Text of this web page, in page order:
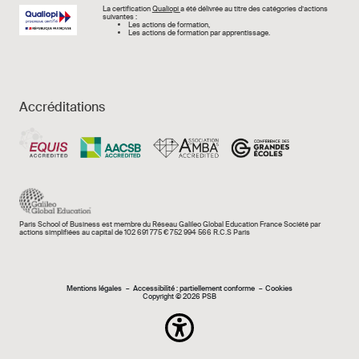
Image La certificationQualiopia été délivrée au titre des catégories d’actions
suivantes :
Les actions de formation,
Les actions de formation par apprentissage.
Accréditations
Paris School of Business est membre du Réseau Galileo Global Education France Société par
actions simplifiées au capital de 102 691 775 € 752 994 566 R.C.S Paris
Mentions légales
Mentions légales Accessibilité : partiellement conforme
Cookies
Copyright © 2026 PSB